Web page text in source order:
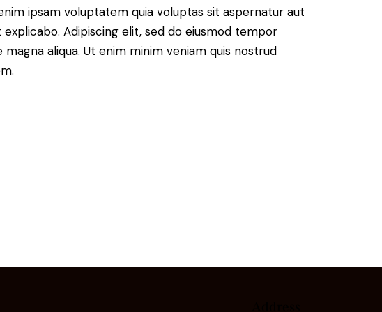
ipsam voluptatem quia voluptas sit aspernatur aut
Adipiscing elit, sed do eiusmod tempor
aliqua. Ut enim minim veniam quis nostrud